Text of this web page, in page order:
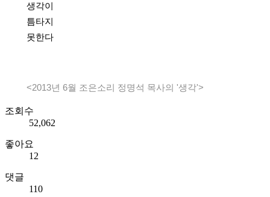
생각이
틈타지
못한다
<2013년 6월 조은소리 정명석 목사의 '생각'>
조회수
52,062
좋아요
12
댓글
110